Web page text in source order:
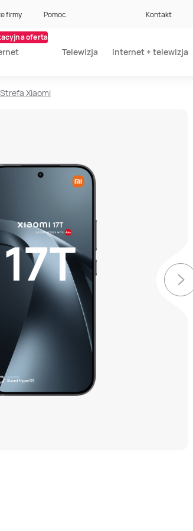
firmy Pomoc Kontakt
oferta
Telewizja Internet + telewizja
Strefa Xiaomi